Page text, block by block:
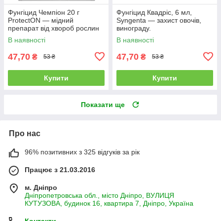
Фунгіцид Чемпіон 20 г
ProtectON — мідний
препарат від хвороб рослин
В наявності
47,70 ₴ 53 ₴
Купити
Фунгіцид Квадріс, 6 мл,
Syngenta — захист овочів,
винограду.
В наявності
47,70 ₴ 53 ₴
Купити
Показати ще
Про нас
96% позитивних з 325 відгуків за рік
Працює з 21.03.2016
м. Дніпро
Дніпропетровська обл., місто Дніпро, ВУЛИЦЯ
КУТУЗОВА, будинок 16, квартира 7, Дніпро, Україна